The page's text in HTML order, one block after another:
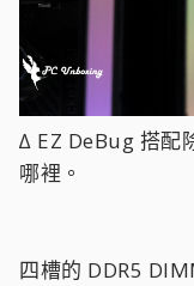
∆ EZ DeBug 搭配
哪裡。
四槽的 DDR5